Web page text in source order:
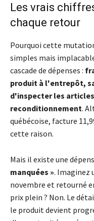
Les vrais
chaque retour
Pourquoi cette
simples mais
cascade de dépenses :
produit à l'entrepôt,
d'inspecter les
reconditionnement.
québécoise, facture
cette raison.
Mais il existe une
manquées ». Imaginez
novembre et retourné
prix plein ? Non. Le
le produit devient